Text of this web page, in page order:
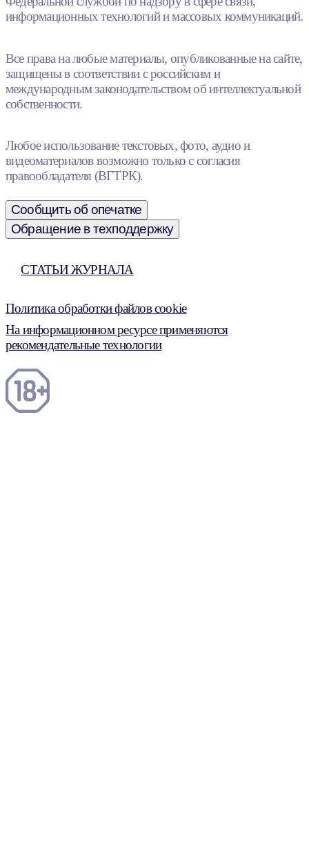
информационных технологий и массовых коммуникаций.
Все права на любые материалы, опубликованные на сайте,
защищены в соответствии с российским и
международным законодательством об интеллектуальной
собственности.
Любое использование текстовых, фото, аудио и
видеоматериалов возможно только с согласия
правообладателя (ВГТРК).
Сообщить об опечатке
Обращение в техподдержку
СТАТЬИ ЖУРНАЛА
Политика обработки файлов cookie
На информационном ресурсе применяются
рекомендательные технологии